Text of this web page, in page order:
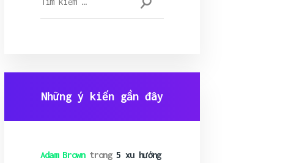
kiếm
Những ý kiến gần đây
Adam Browntrong5 xu hướng